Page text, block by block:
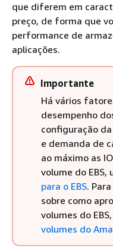
que diferem em
preço, de forma que
performance de
aplicações.
Importante
Há vários
desempenho
configuração
e demanda de
ao máximo as
volume do EBS,
para o EBS.
sobre como
volumes do
volumes do